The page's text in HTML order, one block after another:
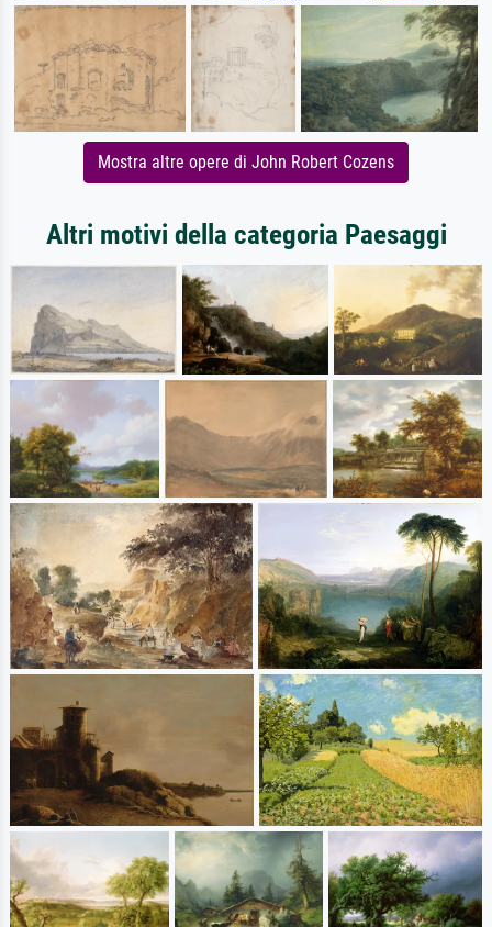
Mostra altre opere di John Robert Cozens
Altri motivi della categoria Paesaggi